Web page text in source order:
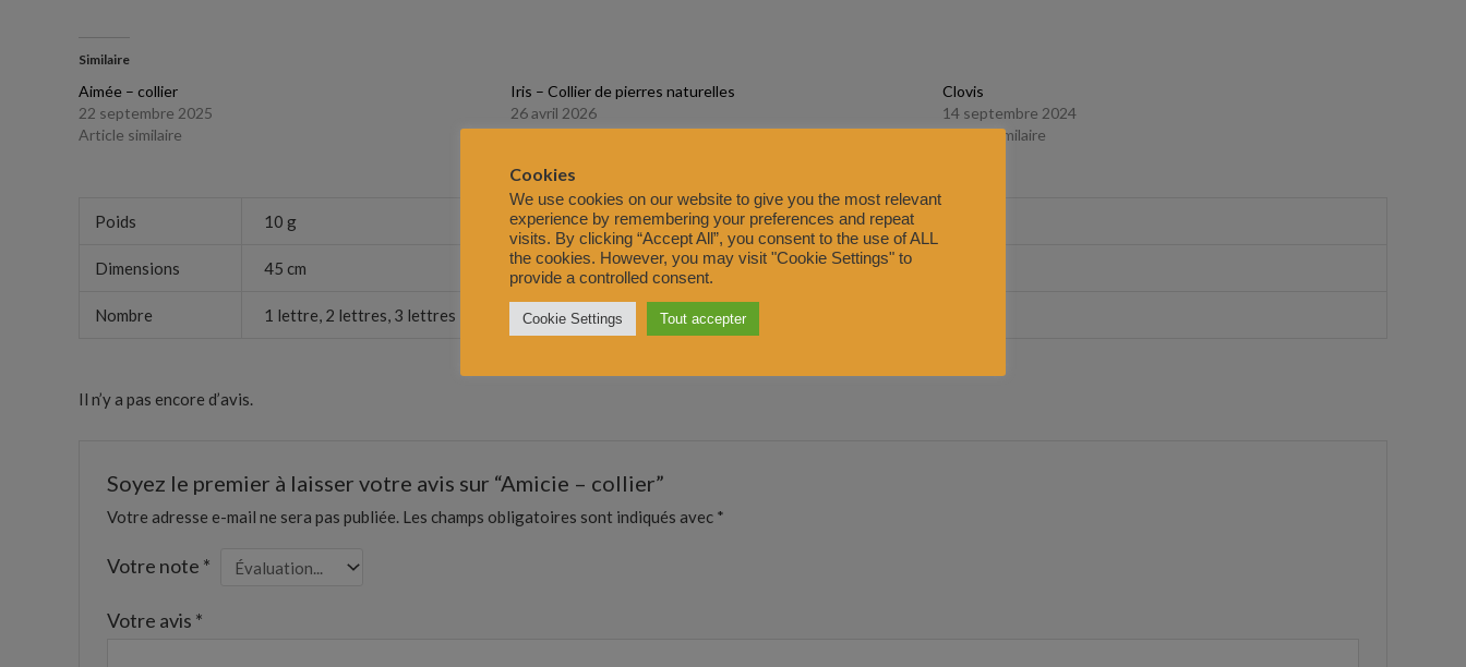
Similaire
Aimée – collier
22 septembre 2025
Article similaire
Iris – Collier de pierres naturelles
26 avril 2026
Article similaire
Clovis
14 septembre 2024
Article similaire
Poids 10 g
Dimensions 45 cm
Nombre 1 lettre, 2 lettres, 3 lettres
Il n’y a pas encore d’avis.
Soyez le premier à laisser votre avis sur “Amicie – collier”
Votre adresse e-mail ne sera pas publiée. Les champs obligatoires sont indiqués avec *
Votre note *
Votre avis *
Cookies
We use cookies on our website to give you the most relevant
experience by remembering your preferences and repeat
visits. By clicking “Accept All”, you consent to the use of ALL
the cookies. However, you may visit "Cookie Settings" to
provide a controlled consent.
Cookie Settings Tout accepter